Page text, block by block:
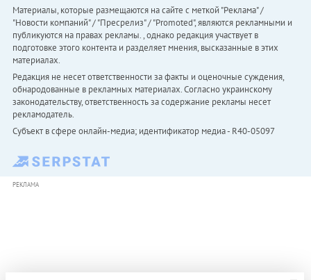
Материалы, которые размещаются на сайте с меткой "Реклама" /
"Новости компаний" / "Пресрелиз" / "Promoted", являются рекламными и
публикуются на правах рекламы. , однако редакция участвует в
подготовке этого контента и разделяет мнения, высказанные в этих
материалах.
Редакция не несет ответственности за факты и оценочные суждения,
обнародованные в рекламных материалах. Согласно украинскому
законодательству, ответственность за содержание рекламы несет
рекламодатель.
Субъект в сфере онлайн-медиа; идентификатор медиа - R40-05097
РЕКЛАМА